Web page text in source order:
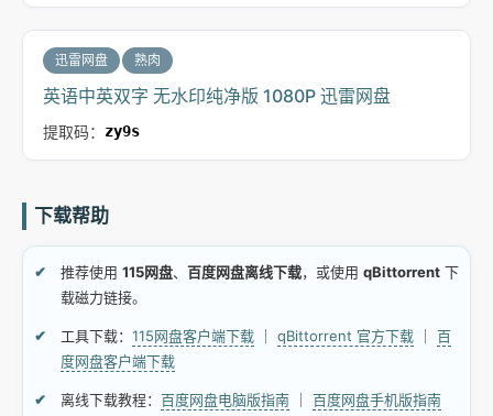
迅雷网盘 熟肉
英语中英双字 无水印纯净版 1080P 迅雷网盘
提取码： zy9s
下载帮助
推荐使用 115网盘、 百度网盘离线下载，或使用 qBittorrent 下
载磁力链接。
工具下载： 115网盘客户端下载 qBittorrent 官方下载
百
度网盘客户端下载
离线下载教程： 百度网盘电脑版指南 百度网盘手机版指南